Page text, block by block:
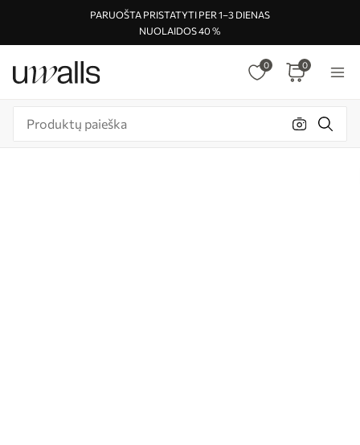
PARUOŠTA PRISTATYTI PER 1–3 DIENAS
NUOLAIDOS 40 %
0 0